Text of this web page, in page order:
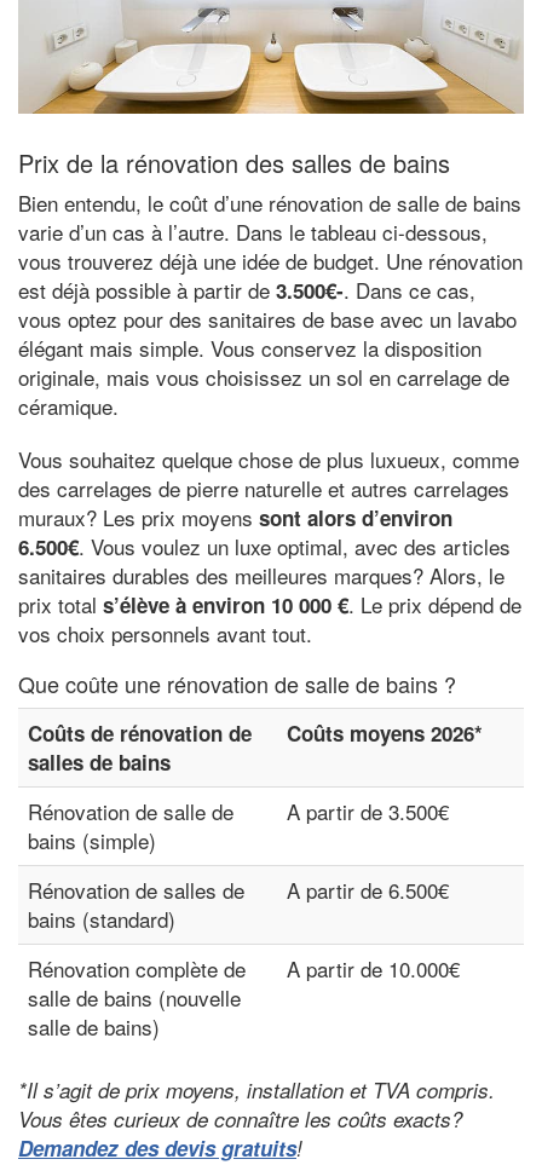
Prix de la rénovation des salles de bains
Bien entendu, le coût d’une rénovation de salle de bains
varie d’un cas à l’autre. Dans le tableau ci-dessous,
vous trouverez déjà une idée de budget. Une rénovation
est déjà possible à partir de 3.500€-. Dans ce cas,
vous optez pour des sanitaires de base avec un lavabo
élégant mais simple. Vous conservez la disposition
originale, mais vous choisissez un sol en carrelage de
céramique.
Vous souhaitez quelque chose de plus luxueux, comme
des carrelages de pierre naturelle et autres carrelages
muraux? Les prix moyens sont alors d’environ
6.500€. Vous voulez un luxe optimal, avec des articles
sanitaires durables des meilleures marques? Alors, le
prix total s’élève à environ 10 000 €. Le prix dépend de
vos choix personnels avant tout.
Que coûte une rénovation de salle de bains ?
Coûts de rénovation de
salles de bains
Coûts moyens 2026*
Rénovation de salle de
bains (simple)
A partir de 3.500€
Rénovation de salles de
bains (standard)
A partir de 6.500€
Rénovation complète de
salle de bains (nouvelle
salle de bains)
A partir de 10.000€
*Il s’agit de prix moyens, installation et TVA compris.
Vous êtes curieux de connaître les coûts exacts?
Demandez des devis gratuits!